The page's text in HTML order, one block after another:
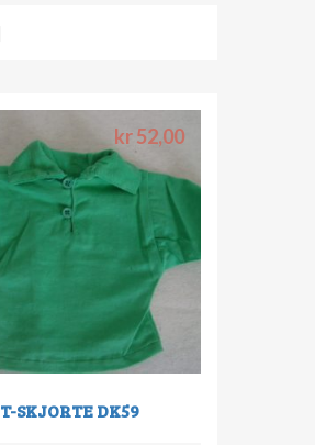
kr52,00
T-SKJORTE DK59